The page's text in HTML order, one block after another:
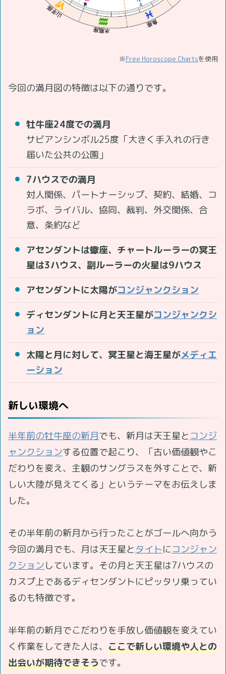
※Free Horoscope Chartsを使用
今回の満月図の特徴は以下の通りです。
牡牛座24度での満月
サビアンシンボル25度「大きく手入れの行き
届いた公共の公園」
7ハウスでの満月
対人関係、パートナーシップ、契約、結婚、コ
ラボ、ライバル、協同、裁判、外交関係、合
意、条約など
アセンダントは蠍座、チャートルーラーの冥王
星は3ハウス、副ルーラーの火星は9ハウス
アセンダントに太陽がコンジャンクション
ディセンダントに月と天王星がコンジャンクシ
ョン
太陽と月に対して、冥王星と海王星がメディエ
ーション
新しい環境へ
半年前の牡牛座の新月でも、新月は天王星と コンジ
ャンクションする位置で起こり、「古い価値観やこ
だわりを変え、主観のサングラスを外すことで、新
しい大陸が見えてくる」というテーマをお伝えしま
した。
その半年前の新月から行ったことがゴールへ向かう
今回の満月でも、月は天王星と タイトにコンジャン
クションしています。その月と天王星は7ハウスの
カスプ上であるディセンダントにピッタリ乗ってい
るのも特徴です。
半年前の新月でこだわりを手放し価値観を変えてい
く作業をしてきた人は、 ここで新しい環境や人との
出会いが期待できそうです。